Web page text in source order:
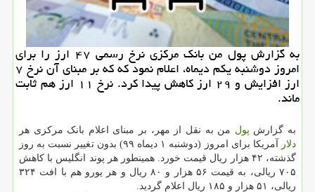
به گزارش پول من بانک مرکزی نرخ رسمی ۴۷ ارز را برای
امروز دوشنبه یکم دیماه، اعلام نمود که که بر مبنای آن نرخ ۷
ارز افزایش و ۲۹ ارز کاهش پیدا کرد. نرخ ۱۱ ارز هم ثابت
ماند.
به گزارش پول من به نقل از مهر، بر مبنای اعلام بانک مرکزی هر
دلار
آمریکا برای امروز (دوشنبه ۱ دیماه ۹۹) بدون تغییر نسبت به روز
گذشته، ۴۲ هزار ریال قیمت خورد. همینطور هر پوند انگلیس با کاهش
۷۰۵ ریالی، به قیمت ۵۶ هزار و ۸۰ ریال و هر یورو هم با افت ۳۲۴
ریالی، ۵۱ هزار و ۱۸۵ ریال اعلام گردید.